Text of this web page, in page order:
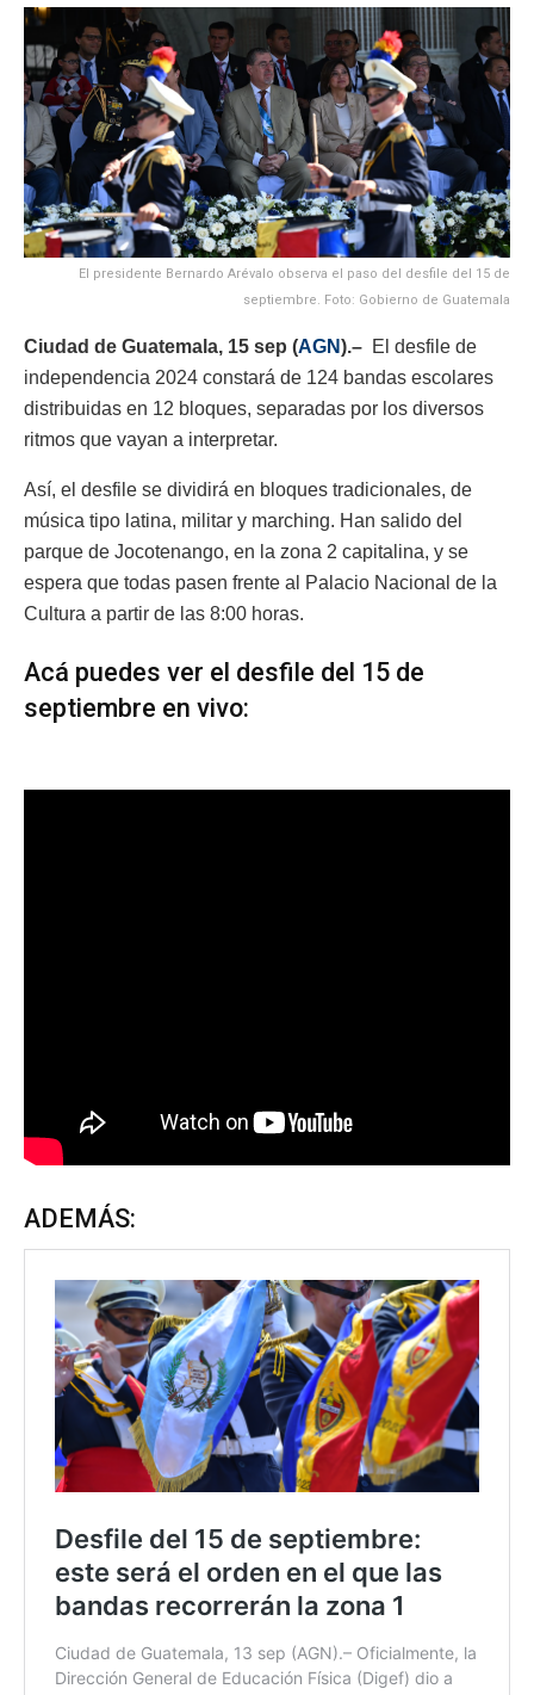
El presidente Bernardo Arévalo observa el paso del desfile del 15 de
septiembre. Foto: Gobierno de Guatemala
Ciudad de Guatemala, 15 sep (AGN).– El desfile de
independencia 2024 constará de 124 bandas escolares
distribuidas en 12 bloques, separadas por los diversos
ritmos que vayan a interpretar.
Así, el desfile se dividirá en bloques tradicionales, de
música tipo latina, militar y marching. Han salido del
parque de Jocotenango, en la zona 2 capitalina, y se
espera que todas pasen frente al Palacio Nacional de la
Cultura a partir de las 8:00 horas.
Acá puedes ver el desfile del 15 de
septiembre en vivo:
ADEMÁS: